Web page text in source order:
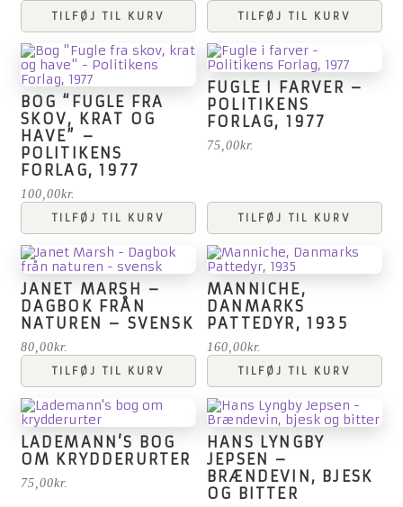
TILFØJ TIL KURV TILFØJ TIL KURV
BOG “FUGLE FRA
SKOV, KRAT OG
HAVE” –
POLITIKENS
FORLAG, 1977
100,00kr.
TILFØJ TIL KURV
FUGLE I FARVER –
POLITIKENS
FORLAG, 1977
75,00kr.
TILFØJ TIL KURV
JANET MARSH –
DAGBOK FRÅN
NATUREN – SVENSK
80,00kr.
TILFØJ TIL KURV
MANNICHE,
DANMARKS
PATTEDYR, 1935
160,00kr.
TILFØJ TIL KURV
LADEMANN’S BOG
OM KRYDDERURTER
75,00kr.
HANS LYNGBY
JEPSEN –
BRÆNDEVIN, BJESK
OG BITTER